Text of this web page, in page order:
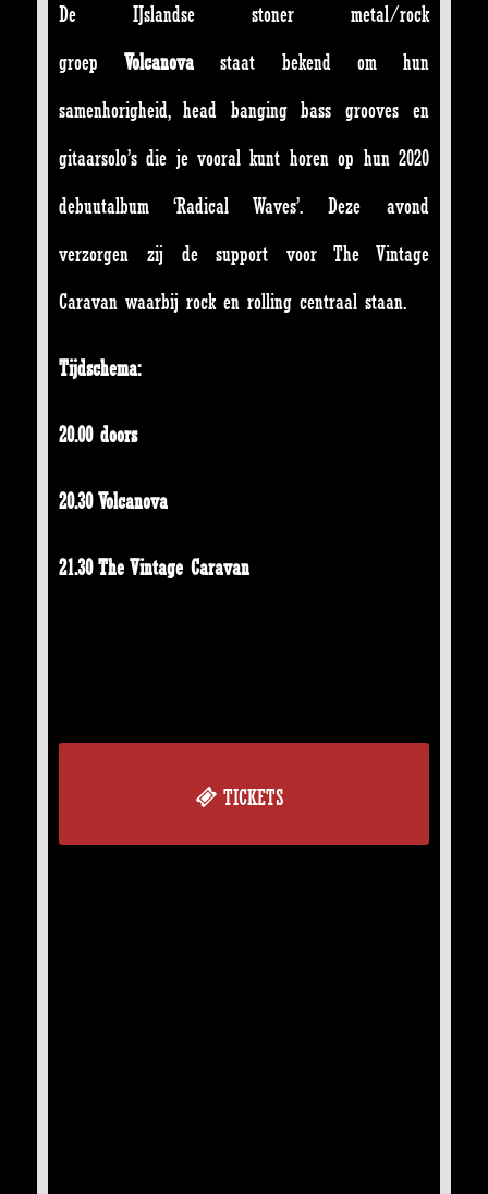
De IJslandse stoner metal/rock
groep Volcanovastaat bekend om hun
samenhorigheid, head banging bass grooves en
gitaarsolo’s die je vooral kunt horen op hun 2020
debuutalbum ‘Radical Waves’. Deze avond
verzorgen zij de support voor The Vintage
Caravan waarbij rock en rolling centraal staan.
Tijdschema:
20.00 doors
20.30 Volcanova
21.30 The Vintage Caravan
TICKETS